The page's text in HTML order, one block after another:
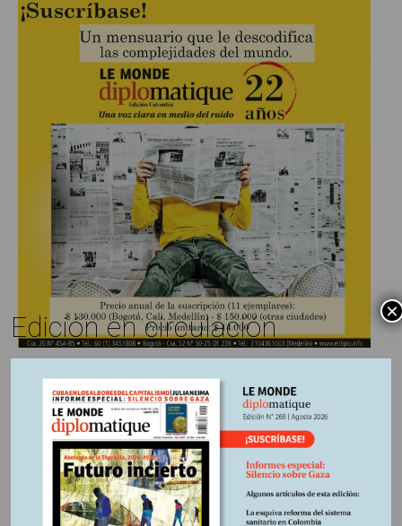
https://libreria.desdeabajo.info/index.php?
route=product/product&product_id=180&search=suscri
Información adicional
Fuente:Le Monde diplomatique, edición 252 marzo 2024
Edición en circulación ×